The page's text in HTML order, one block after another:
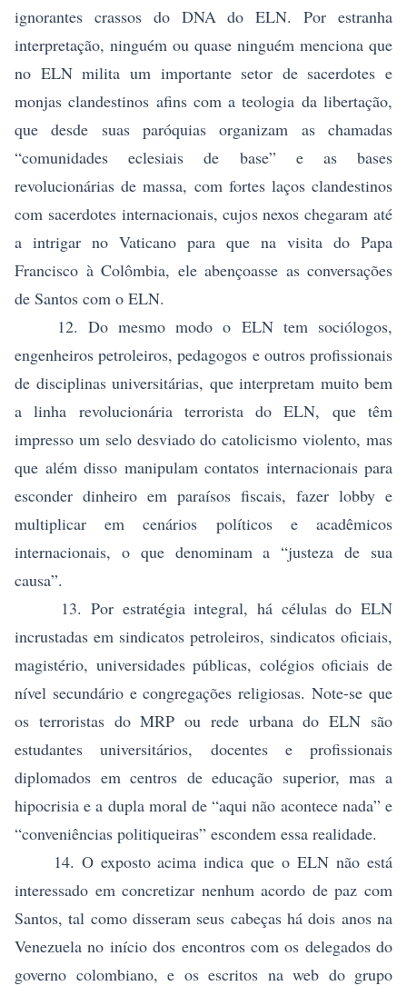
ignorantes crassos do DNA do ELN. Por estranha
interpretação, ninguém ou quase ninguém menciona que
no ELN milita um importante setor de sacerdotes e
monjas clandestinos afins com a teologia da libertação,
que desde suas paróquias organizam as chamadas
“comunidades eclesiais de base” e as bases
revolucionárias de massa, com fortes laços clandestinos
com sacerdotes internacionais, cujos nexos chegaram até
a intrigar no Vaticano para que na visita do Papa
Francisco à Colômbia, ele abençoasse as conversações
de Santos com o ELN.
12. Do mesmo modo o ELN tem sociólogos,
engenheiros petroleiros, pedagogos e outros profissionais
de disciplinas universitárias, que interpretam muito bem
a linha revolucionária terrorista do ELN, que têm
impresso um selo desviado do catolicismo violento, mas
que além disso manipulam contatos internacionais para
esconder dinheiro em paraísos fiscais, fazer lobby e
multiplicar em cenários políticos e acadêmicos
internacionais, o que denominam a “justeza de sua
causa”.
13. Por estratégia integral, há células do ELN
incrustadas em sindicatos petroleiros, sindicatos oficiais,
magistério, universidades públicas, colégios oficiais de
nível secundário e congregações religiosas. Note-se que
os terroristas do MRP ou rede urbana do ELN são
estudantes universitários, docentes e profissionais
diplomados em centros de educação superior, mas a
hipocrisia e a dupla moral de “aqui não acontece nada” e
“conveniências politiqueiras” escondem essa realidade.
14. O exposto acima indica que o ELN não está
interessado em concretizar nenhum acordo de paz com
Santos, tal como disseram seus cabeças há dois anos na
Venezuela no início dos encontros com os delegados do
governo colombiano, e os escritos na web do grupo